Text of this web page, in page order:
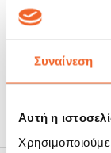
Συναίνεση
Αυτή η
Υλικό:
Κατάλληλη για